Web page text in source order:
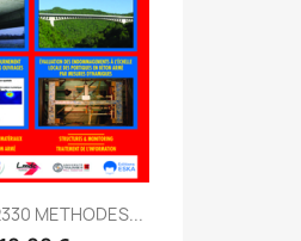
METHODES...